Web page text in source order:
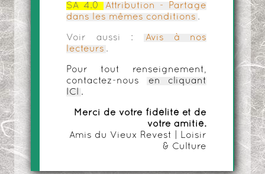
SA 4.0
Attribution - Partage
dans les mêmes conditions .
Voir aussi :
Avis à nos
lecteurs .
Pour tout renseignement,
contactez-nous
en cliquant
ICI
.
Merci de votre fidélité et de
votre amitié.
Amis du Vieux Revest | Loisir
& Culture